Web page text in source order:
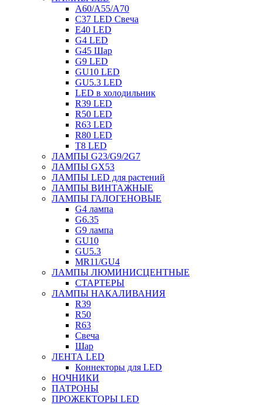
A60/A55/A70
C37 LED Свеча
E40 LED
G4 LED
G45 Шар
G9 LED
GU10 LED
GU5.3 LED
LED в холодильник
R39 LED
R50 LED
R63 LED
R80 LED
T8 LED
ЛАМПЫ G23/G9/2G7
ЛАМПЫ GX53
ЛАМПЫ LED для растений
ЛАМПЫ ВИНТАЖНЫЕ
ЛАМПЫ ГАЛОГЕНОВЫЕ
G4 лампа
G6.35
G9 лампа
GU10
GU5.3
MR11/GU4
ЛАМПЫ ЛЮМИНИСЦЕНТНЫЕ
СТАРТЕРЫ
ЛАМПЫ НАКАЛИВАНИЯ
R39
R50
R63
Свеча
Шар
ЛЕНТА LED
Коннекторы для LED
НОЧНИКИ
ПАТРОНЫ
ПРОЖЕКТОРЫ LED